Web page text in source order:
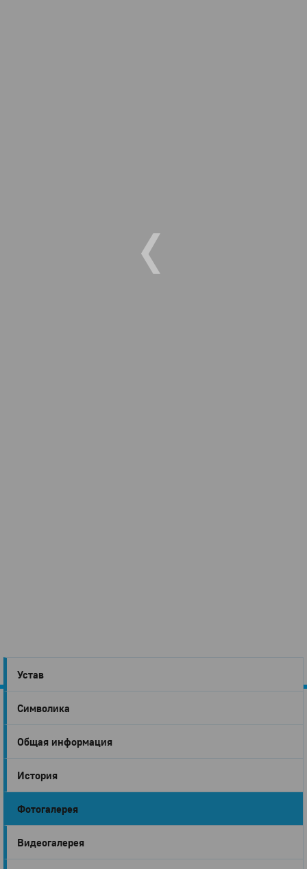
Город
Глазов
Устав
Символика
Общая информация
История
Фотогалерея
Видеогалерея